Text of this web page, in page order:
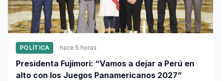
POLÍTICA hace 5 horas
Presidenta Fujimori: “Vamos a dejar a Perú en
alto con los Juegos Panamericanos 2027”